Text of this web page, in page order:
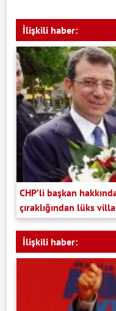
İlişkili haber:
CHP’li başkan
çıraklığından lüks
İlişkili haber: